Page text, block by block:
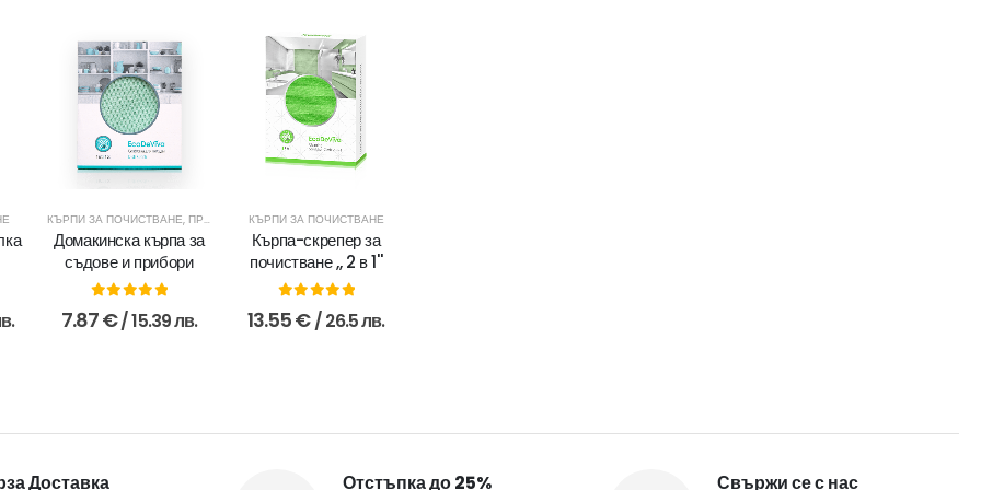
КЪРПИ ЗА ПОЧИСТВАНЕ, ПРОДУКТИ ЗА ДОМА
Домакинска кърпа за
съдове и прибори
out of 5
7.87€/ 15.39 лв.
КЪРПИ ЗА ПОЧИСТВАНЕ
Кърпа-скрепер за
почистване ,, 2 в 1''
out of 5
13.55€/ 26.5 лв.
Доставка Отстъпка до 25% Свържи се с нас